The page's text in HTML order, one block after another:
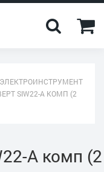
ЭЛЕКТРОИНСТРУМЕНТ
SIW22-A КОМП (2
A комп (2